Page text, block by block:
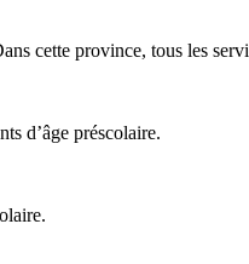
cette province, tous les
d’âge préscolaire.